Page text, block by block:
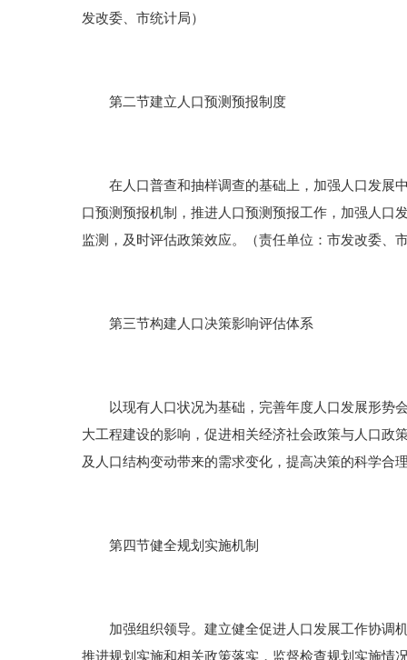
发改委、市统计局）
第二节建立人口预测预报制度
在人口普查和抽样调查的基础上，加强人口发展中
口预测预报机制，推进人口预测预报工作，加强人口
监测，及时评估政策效应。（责任单位：市发改委、
第三节构建人口决策影响评估体系
以现有人口状况为基础，完善年度人口发展形势会
大工程建设的影响，促进相关经济社会政策与人口政
及人口结构变动带来的需求变化，提高决策的科学合
第四节健全规划实施机制
加强组织领导。建立健全促进人口发展工作协调机
推进规划实施和相关政策落实，监督检查规划实施情